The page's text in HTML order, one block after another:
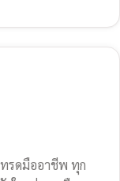
รดมืออาชีพ ทุก